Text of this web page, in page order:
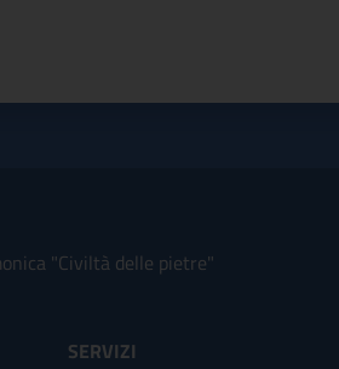
"Civiltà delle pietre"
SERVIZI